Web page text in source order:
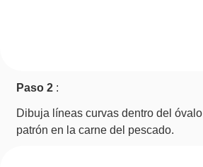
Paso 2 :
Dibuja líneas curvas dentro del
patrón en la carne del pescado.